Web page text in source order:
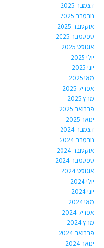
דצמבר 2025
נובמבר 2025
אוקטובר 2025
ספטמבר 2025
אוגוסט 2025
יולי 2025
יוני 2025
מאי 2025
אפריל 2025
מרץ 2025
פברואר 2025
ינואר 2025
דצמבר 2024
נובמבר 2024
אוקטובר 2024
ספטמבר 2024
אוגוסט 2024
יולי 2024
יוני 2024
מאי 2024
אפריל 2024
מרץ 2024
פברואר 2024
ינואר 2024